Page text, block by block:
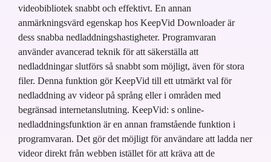
videobibliotek snabbt och effektivt. En annan
anmärkningsvärd egenskap hos KeepVid Downloader är
dess snabba nedladdningshastigheter. Programvaran
använder avancerad teknik för att säkerställa att
nedladdningar slutförs så snabbt som möjligt, även för stora
filer. Denna funktion gör KeepVid till ett utmärkt val för
nedladdning av videor på språng eller i områden med
begränsad internetanslutning. KeepVid: s online-
nedladdningsfunktion är en annan framstående funktion i
programvaran. Det gör det möjligt för användare att ladda ner
videor direkt från webben istället för att kräva att de